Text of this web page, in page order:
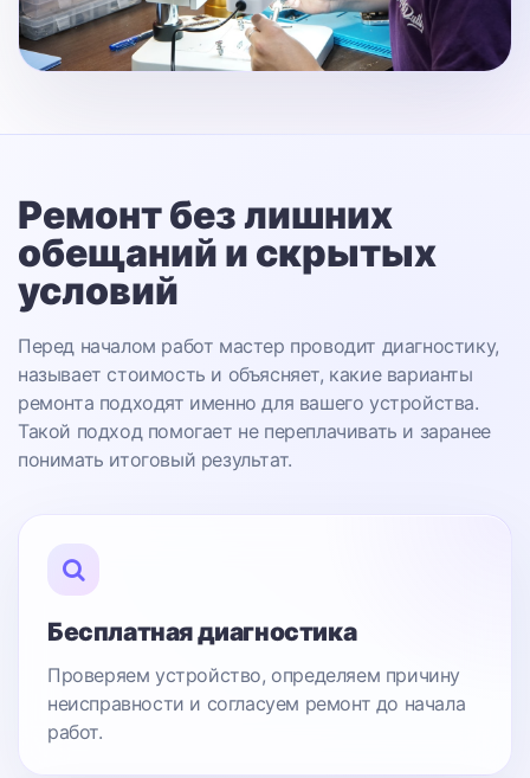
Ремонт без лишних
обещаний и скрытых
условий
Перед началом работ мастер проводит диагностику,
называет стоимость и объясняет, какие варианты
ремонта подходят именно для вашего устройства.
Такой подход помогает не переплачивать и заранее
понимать итоговый результат.
Бесплатная диагностика
Проверяем устройство, определяем причину
неисправности и согласуем ремонт до начала
работ.